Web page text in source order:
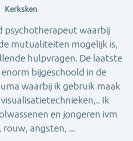
Kerksken
psychotherapeut waarbij
mutualiteiten mogelijk is,
hulpvragen. De laatste
bijgeschoold in de
waarbij ik gebruik maak
visualisatietechnieken,.. Ik
en jongeren ivm
angsten, ...